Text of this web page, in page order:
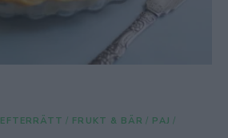
EFTERRÄTT / FRUKT & BÄR / PAJ /